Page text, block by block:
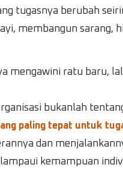
tugasnya berubah
membangun sarang,
mengawini ratu baru,
bukanlah
paling tepat untuk
dan
kemampuan